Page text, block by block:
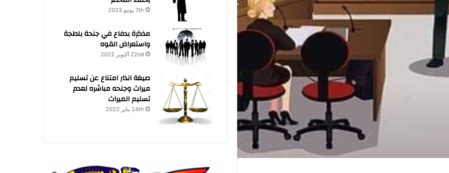
7th يونيو 2023
مذكرة بدفاع في جنحة بلطجة
واستعراض القوه
22nd أكتوبر 2022
صيغة انذار امتناع عن تسليم
ميراث وجنحه مباشره لعدم
تسليم الميراث
24th يناير 2022